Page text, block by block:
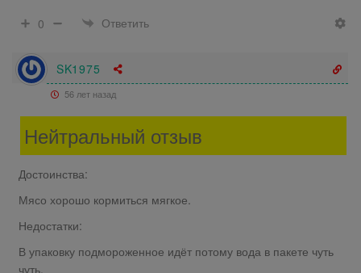
0
Ответить
SK1975
56 лет назад
Нейтральный отзыв
Достоинства:
Мясо хорошо кормиться мягкое.
Недостатки:
В упаковку подмороженное идёт потому вода в пакете чуть
чуть.